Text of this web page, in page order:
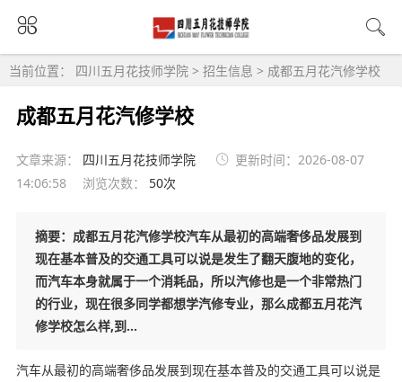
当前位置： 四川五月花技师学院 > 招生信息 > 成都五月花汽修学校
成都五月花汽修学校
文章来源： 四川五月花技师学院
更新时间：2026-08-07
14:06:58
浏览次数： 50次
摘要：成都五月花汽修学校汽车从最初的高端奢侈品发展到
现在基本普及的交通工具可以说是发生了翻天腹地的变化，
而汽车本身就属于一个消耗品，所以汽修也是一个非常热门
的行业，现在很多同学都想学汽修专业，那么成都五月花汽
修学校怎么样,到...
汽车从最初的高端奢侈品发展到现在基本普及的交通工具可以说是